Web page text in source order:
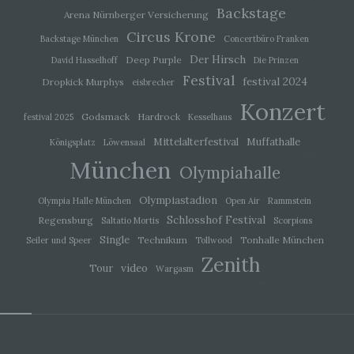
Arena Nürnberger Versicherung Backstage
Backstage München Circus Krone
Concertbüro Franken
David Hasselhoff
Deep Purple Der Hirsch Die Prinzen
Dropkick Murphys eisbrecher Festival festival 2024
festival 2025 Godsmack Hardrock Kesselhaus Konzert
Königsplatz Löwensaal Mittelalterfestival Muffathalle
München Olympiahalle
Olympia Halle München Olympiastadion Open Air Rammstein
Regensburg Saltatio Mortis Schlosshof Festival
Scorpions
Seiler und Speer
Single Technikum Tollwood Tonhalle München
Tour video Wargasm Zenith
Empfänger ist eine natürliche oder juristische
Person, Behörde, Einrichtung oder andere Stelle,
der personenbezogene Daten offengelegt
werden, unabhängig davon, ob es sich bei ihr um
einen Dritten handelt oder nicht. Behörden, die im
Untersuchungsauftrags nach dem Unionsrecht
möglicherweise personenbezogene Daten
erhalten, gelten jedoch nicht als Empfänger.
j) Dritter
Dritter ist eine natürliche oder juristische Person,